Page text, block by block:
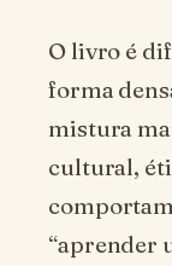
O livro é
forma
mistura
cultural,
“aprender